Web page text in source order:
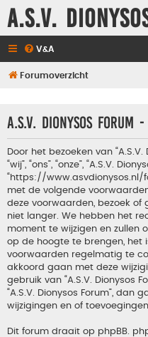
A.S.V.
V&A
Forumoverzicht
A.S.V. Dionysos Forum
Door het bezoeken van
“wij”, “ons”, “onze”, “A.S.V.
“https://www.asvdionysos.nl/
met de volgende
deze voorwaarden, bezoek of
niet langer. We hebben het
moment te wijzigen en zullen
op de hoogte te brengen, het
voorwaarden regelmatig te
akkoord gaan met deze
gebruik van “A.S.V. Dionysos
“A.S.V. Dionysos Forum”,
wijzigingen en of toevoegingen.
Dit forum draait op phpBB.